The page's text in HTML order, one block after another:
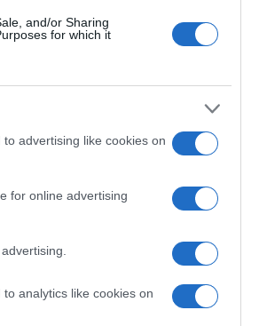
and/or Sharing
for which it
advertising like cookies on
for online advertising
analytics like cookies on
Houve também
um
do
a crescente
a uma taxa
ano.
investidores